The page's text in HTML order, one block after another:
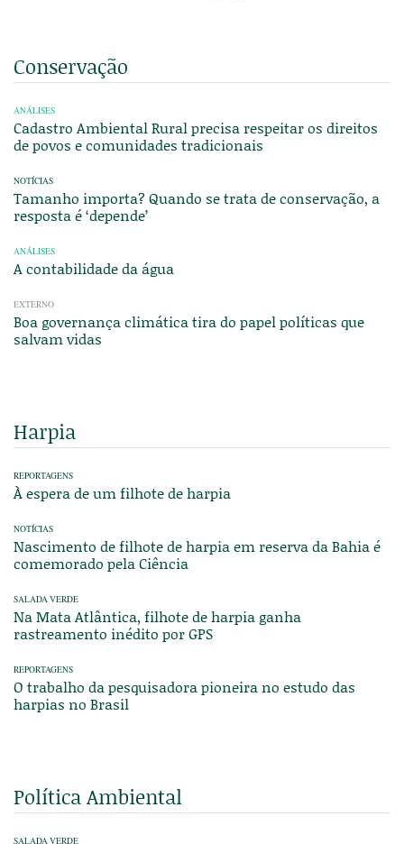
Conservação
ANÁLISES
Cadastro Ambiental Rural precisa respeitar os direitos
de povos e comunidades tradicionais
NOTÍCIAS
Tamanho importa? Quando se trata de conservação, a
resposta é ‘depende’
ANÁLISES
A contabilidade da água
EXTERNO
Boa governança climática tira do papel políticas que
salvam vidas
Harpia
REPORTAGENS
À espera de um filhote de harpia
NOTÍCIAS
Nascimento de filhote de harpia em reserva da Bahia é
comemorado pela Ciência
SALADA VERDE
Na Mata Atlântica, filhote de harpia ganha
rastreamento inédito por GPS
REPORTAGENS
O trabalho da pesquisadora pioneira no estudo das
harpias no Brasil
Política Ambiental
SALADA VERDE